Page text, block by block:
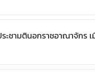
ชามตินอกราชอาณาจักร